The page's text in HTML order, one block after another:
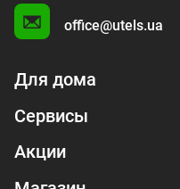
office@utels.ua
Для дома
Сервисы
Акции